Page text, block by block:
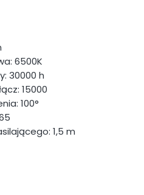
6500K
30000 h
15000
100°
1,5 m